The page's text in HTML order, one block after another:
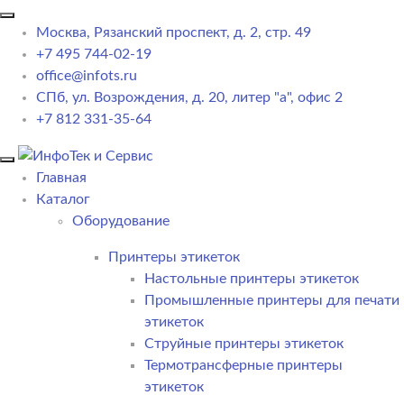
Москва, Рязанский проспект, д. 2, стр. 49
+7 495 744-02-19
office@infots.ru
СПб, ул. Возрождения, д. 20, литер "a", офис 2
+7 812 331-35-64
Главная
Каталог
Оборудование
Принтеры этикеток
Настольные принтеры этикеток
Промышленные принтеры для печати
этикеток
Струйные принтеры этикеток
Термотрансферные принтеры
этикеток